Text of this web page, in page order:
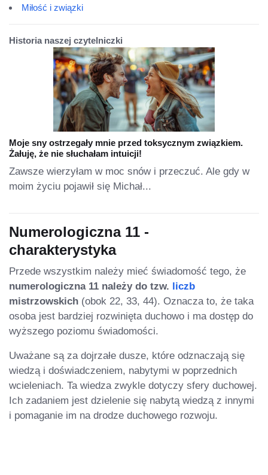
Miłość i związki
Historia naszej czytelniczki
Moje sny ostrzegały mnie przed toksycznym związkiem.
Żałuję, że nie słuchałam intuicji!
Zawsze wierzyłam w moc snów i przeczuć. Ale gdy w
moim życiu pojawił się Michał...
Numerologiczna 11 -
charakterystyka
Przede wszystkim należy mieć świadomość tego, że
numerologiczna 11 należy do tzw. liczb
mistrzowskich (obok 22, 33, 44). Oznacza to, że taka
osoba jest bardziej rozwinięta duchowo i ma dostęp do
wyższego poziomu świadomości.
Uważane są za dojrzałe dusze, które odznaczają się
wiedzą i doświadczeniem, nabytymi w poprzednich
wcieleniach. Ta wiedza zwykle dotyczy sfery duchowej.
Ich zadaniem jest dzielenie się nabytą wiedzą z innymi
i pomaganie im na drodze duchowego rozwoju.